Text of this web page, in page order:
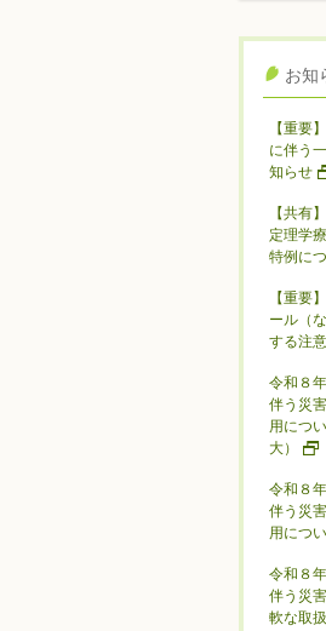
お知
【重要
に伴う
知らせ
【共有
定理学
特例に
【重要
ール（
する注
令和８
伴う災
用につ
大）
令和８
伴う災
用につ
令和８
伴う災
軟な取